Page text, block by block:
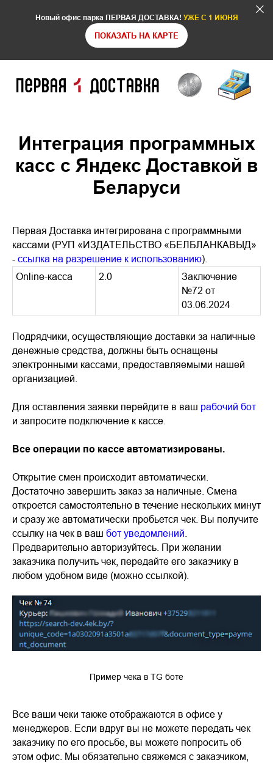
Новый офис парка ПЕРВАЯ ДОСТАВКА! УЖЕ С 1 ИЮНЯ
ПОКАЗАТЬ НА КАРТЕ
Интеграция программных
касс с Яндекс Доставкой в
Беларуси
Первая Доставка интегрирована с программными
кассами (РУП «ИЗДАТЕЛЬСТВО «БЕЛБЛАНКАВЫД»
- ссылка на разрешение к использованию).
Online-касса
2.0
Заключение
№72 от
03.06.2024
Подрядчики, осуществляющие доставки за наличные
денежные средства, должны быть оснащены
электронными кассами, предоставляемыми нашей
организацией.
Для оставления заявки перейдите в ваш рабочий бот
и запросите подключение к кассе.
Все операции по кассе автоматизированы.
Открытие смен происходит автоматически.
Достаточно завершить заказ за наличные. Смена
откроется самостоятельно в течение нескольких минут
и сразу же автоматически пробьется чек. Вы получите
ссылку на чек в ваш бот уведомлений
Предварительно авторизуйтесь. При желании
заказчика получить чек, передайте его заказчику в
любом удобном виде (можно ссылкой).
Пример чека в TG боте
Все ваши чеки также отображаются в офисе у
менеджеров. Если вдруг вы не можете передать чек
заказчику по его просьбе, вы можете попросить об
этом офис. Мы обязательно свяжемся с заказчиком,